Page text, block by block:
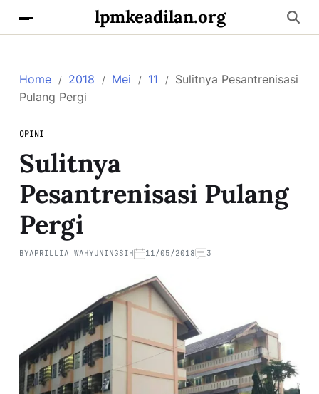
lpmkeadilan.org
Home 2018 Mei 11
Sulitnya Pesantrenisasi
Pulang Pergi
OPINI
Sulitnya
Pesantrenisasi Pulang
Pergi
BYAPRILLIA WAHYUNINGSIH 11/05/2018 3